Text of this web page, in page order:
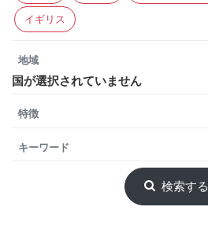
イギリス
地域
国が選択されていません
特徴
キーワード
検索する